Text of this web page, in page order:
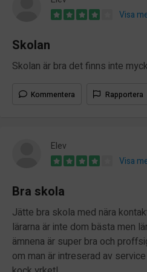
Visa
Skolan
Skolan är bra det finns inte
Kommentera Rapportera
Elev
Visa
Bra skola
Jätte bra skola med nära
lärarna är inte dom bästa men
ämnena är super bra och
om man är intreserad av